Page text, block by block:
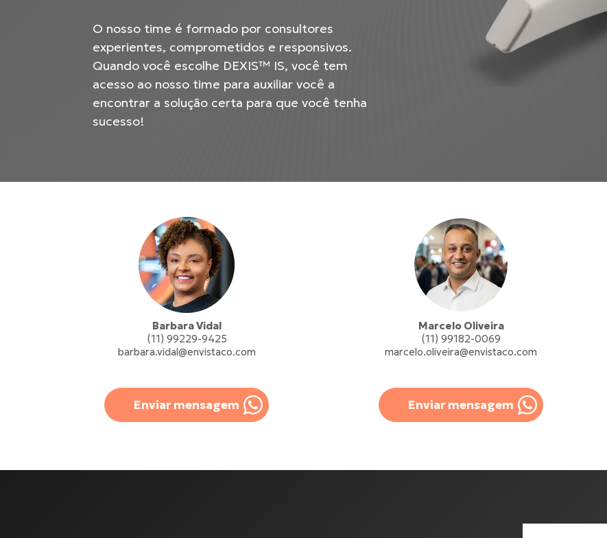
O nosso time é formado por consultores
experientes, comprometidos e responsivos.
Quando você escolhe DEXIS™ IS, você tem
acesso ao nosso time para auxiliar você a
encontrar a solução certa para que você tenha
sucesso!
Barbara Vidal
(11) 99229-9425
barbara.vidal@envistaco.com
Enviar mensagem
Marcelo Oliveira
(11) 99182-0069
marcelo.oliveira@envistaco.com
Enviar mensagem